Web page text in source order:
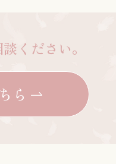
ください。
ら